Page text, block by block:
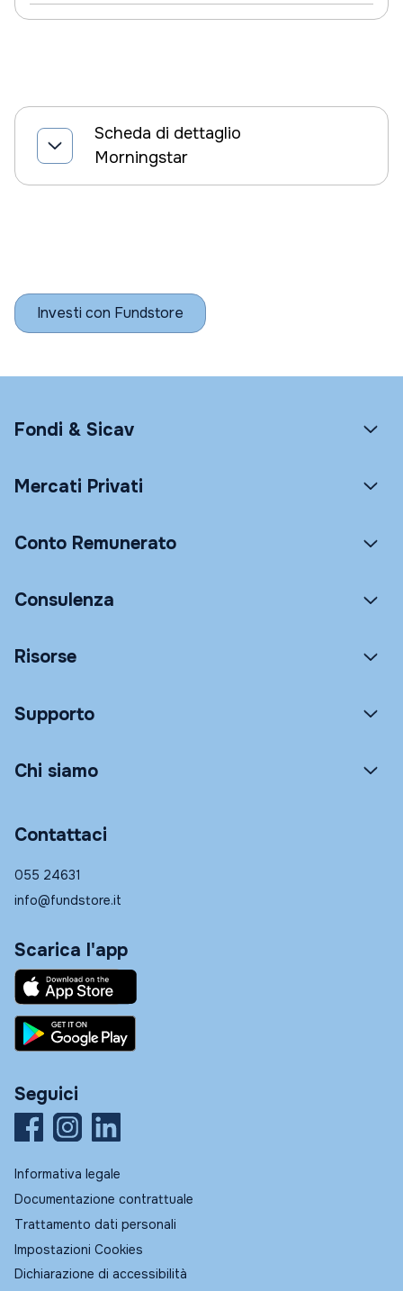
Scheda di dettaglio
Morningstar
Investi con Fundstore
Fondi & Sicav
Mercati Privati
Conto Remunerato
Consulenza
Risorse
Supporto
Chi siamo
Contattaci
055 24631
info@fundstore.it
Scarica l'app
Seguici
Informativa legale
Documentazione contrattuale
Trattamento dati personali
Impostazioni Cookies
Dichiarazione di accessibilità